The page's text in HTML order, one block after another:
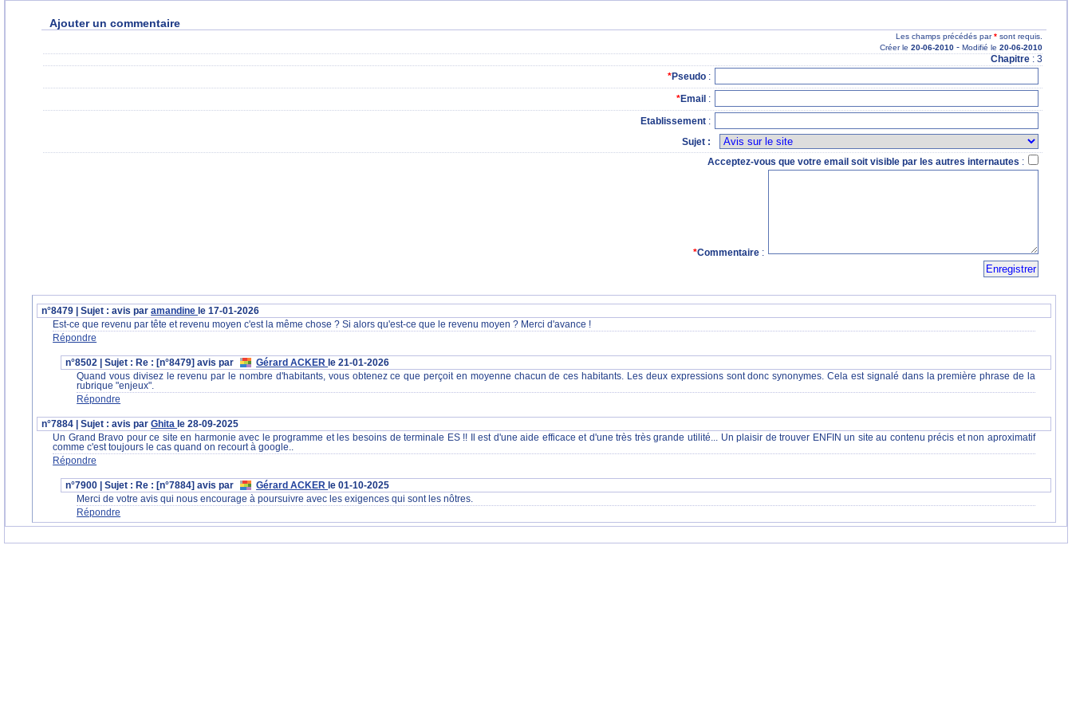
Ajouter un commentaire
Les champs précédés par* sont requis.
Créer le 20-06-2010 - Modifié le 20-06-2010
Chapitre : 3
*Pseudo :
*Email :
Etablissement :
Sujet :
Acceptez-vous que votre email soit visible par les autres internautes :
*Commentaire:
n°8479 | Sujet : avis paramandine le 17-01-2026
Est-ce que revenu par tête et revenu moyen c'est la même chose ? Si alors qu'est-ce que le revenu moyen ? Merci d'avance !
Répondre
n°8502 | Sujet : Re : [n°8479] avis par Gérard ACKER le 21-01-2026
Quand vous divisez le revenu par le nombre d'habitants, vous obtenez ce que perçoit en moyenne chacun de ces habitants. Les deux expressions sont donc synonymes. Cela est signalé dans la première phrase de la
rubrique "enjeux".
Répondre
n°7884 | Sujet : avis parGhita le 28-09-2025
Un Grand Bravo pour ce site en harmonie avec le programme et les besoins de terminale ES !! Il est d'une aide efficace et d'une très très grande utilité... Un plaisir de trouver ENFIN un site au contenu précis et non aproximatif
comme c'est toujours le cas quand on recourt à google..
Répondre
n°7900 | Sujet : Re : [n°7884] avis par Gérard ACKER le 01-10-2025
Merci de votre avis qui nous encourage à poursuivre avec les exigences qui sont les nôtres.
Répondre